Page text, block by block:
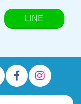
LINE